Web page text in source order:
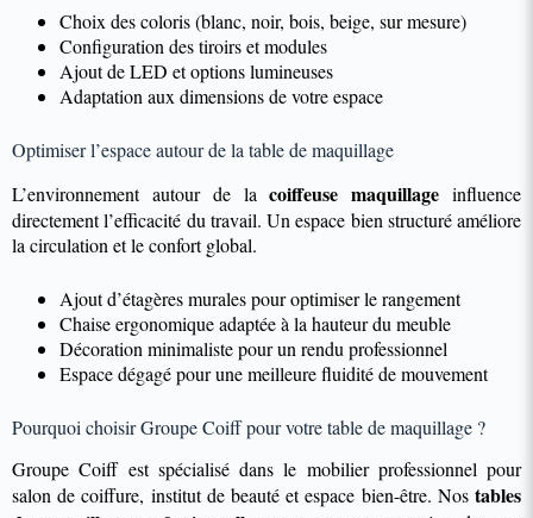
Choix des coloris (blanc, noir, bois, beige, sur mesure)
Configuration des tiroirs et modules
Ajout de LED et options lumineuses
Adaptation aux dimensions de votre espace
Optimiser l’espace autour de la table de maquillage
L’environnement autour de lacoiffeuse maquillage influence
directement l’efficacité du travail. Un espace bien structuré améliore
la circulation et le confort global.
Ajout d’étagères murales pour optimiser le rangement
Chaise ergonomique adaptée à la hauteur du meuble
Décoration minimaliste pour un rendu professionnel
Espace dégagé pour une meilleure fluidité de mouvement
Pourquoi choisir Groupe Coiff pour votre table de maquillage ?
Groupe Coiff est spécialisé dans le mobilier professionnel pour
salon de coiffure, institut de beauté et espace bien-être. Nos tables